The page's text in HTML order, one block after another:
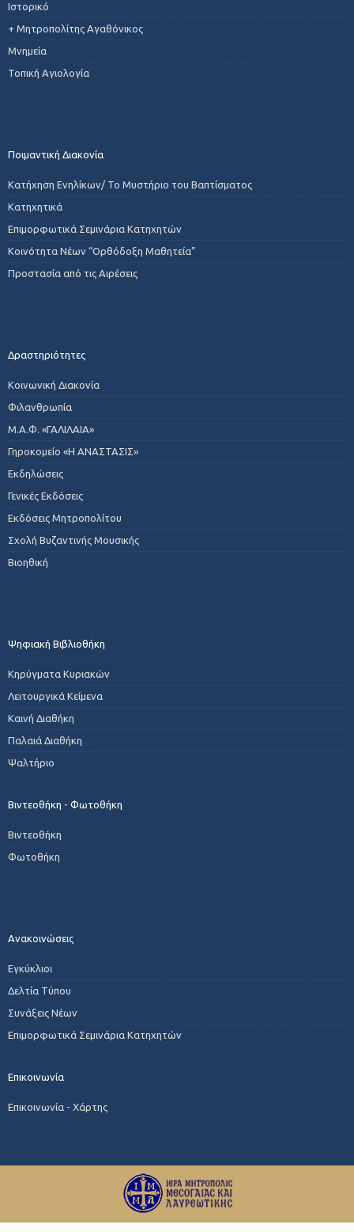
Ιστορικό
+ Μητροπολίτης Αγαθόνικος
Μνημεία
Τοπική Αγιολογία
Ποιμαντική Διακονία
Κατήχηση Ενηλίκων/ Το Μυστήριο του Βαπτίσματος
Κατηχητικά
Επιμορφωτικά Σεμινάρια Κατηχητών
Κοινότητα Νέων “Ορθόδοξη Μαθητεία”
Προστασία από τις Αιρέσεις
Δραστηριότητες
Κοινωνική Διακονία
Φιλανθρωπία
Μ.Α.Φ. «ΓΑΛΙΛΑΙΑ»
Γηροκομείο «Η ΑΝΑΣΤΑΣΙΣ»
Εκδηλώσεις
Γενικές Εκδόσεις
Εκδόσεις Μητροπολίτου
Σχολή Βυζαντινής Μουσικής
Βιοηθική
Ψηφιακή Βιβλιοθήκη
Κηρύγματα Κυριακών
Λειτουργικά Κείμενα
Καινή Διαθήκη
Παλαιά Διαθήκη
Ψαλτήριο
Βιντεοθήκη - Φωτοθήκη
Βιντεοθήκη
Φωτοθήκη
Ανακοινώσεις
Εγκύκλιοι
Δελτία Τύπου
Συνάξεις Νέων
Επιμορφωτικά Σεμινάρια Κατηχητών
Επικοινωνία
Επικοινωνία - Χάρτης